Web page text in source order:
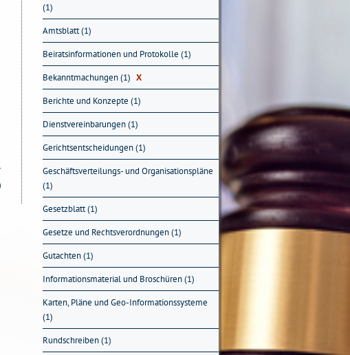
(1)
Amtsblatt (1)
Beiratsinformationen und Protokolle (1)
Bekanntmachungen (1) X
Berichte und Konzepte (1)
Dienstvereinbarungen (1)
Gerichtsentscheidungen (1)
Geschäftsverteilungs- und Organisationspläne
(1)
Gesetzblatt (1)
Gesetze und Rechtsverordnungen (1)
Gutachten (1)
Informationsmaterial und Broschüren (1)
Karten, Pläne und Geo-Informationssysteme
(1)
Rundschreiben (1)